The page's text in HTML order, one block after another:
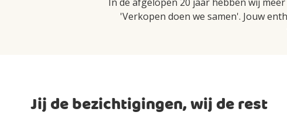
In de afgelopen 20 jaar hebben wij
'Verkopen doen we samen'. Jouw
Jij de bezichtigingen, wij de rest